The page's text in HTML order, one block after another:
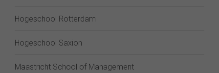
Hogeschool Rotterdam
Hogeschool Saxion
Maastricht School of Management